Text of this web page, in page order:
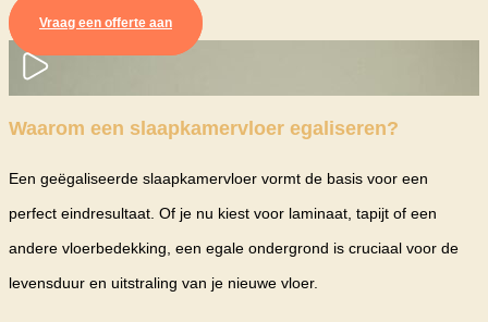
Vraag een offerte aan
Waarom een slaapkamervloer egaliseren?
Een geëgaliseerde slaapkamervloer vormt de basis voor een
perfect eindresultaat. Of je nu kiest voor laminaat, tapijt of een
andere vloerbedekking, een egale ondergrond is cruciaal voor de
levensduur en uitstraling van je nieuwe vloer.